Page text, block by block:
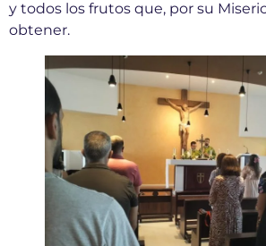
y todos los frutos que, por su
obtener.